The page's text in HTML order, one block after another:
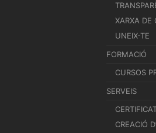
XARXA DE
UNEIX-TE
FORMACIÓ
CURSOS
SERVEIS
CREACIÓ